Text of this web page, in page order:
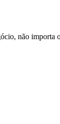
não importa